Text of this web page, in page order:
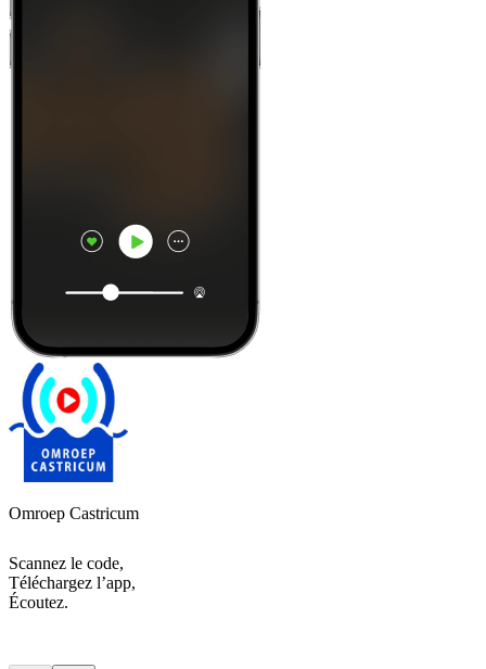
Omroep Castricum
Scannez le code,
Téléchargez l’app,
Écoutez.